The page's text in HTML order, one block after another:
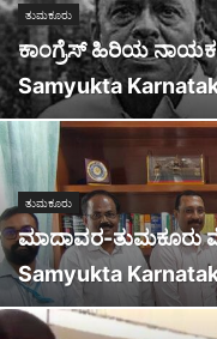
ತುಮಕೂರು
ಕಾಂಗ್ರೆಸ್ ಹಿರಿಯ
Samyukta
ತುಮಕೂರು
ಮಾದಾವರ-
Samyukta